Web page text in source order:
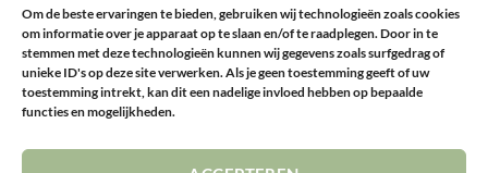
Om de beste ervaringen te bieden, gebruiken wij technologieën zoals cookies
om informatie over je apparaat op te slaan en/of te raadplegen. Door in te
stemmen met deze technologieën kunnen wij gegevens zoals surfgedrag of
unieke ID's op deze site verwerken. Als je geen toestemming geeft of uw
toestemming intrekt, kan dit een nadelige invloed hebben op bepaalde
functies en mogelijkheden.
Ledeninformatie
Schade melden